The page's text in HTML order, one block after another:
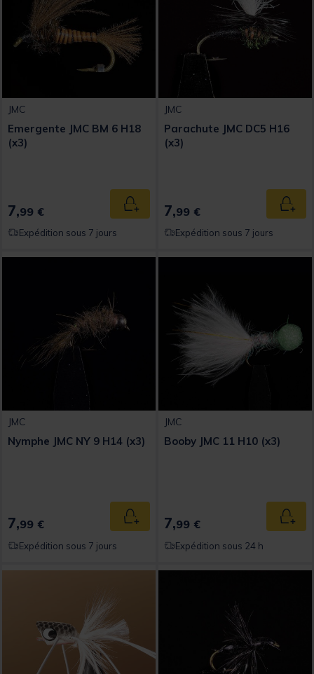
JMC
Emergente JMC BM 6 H18
(x3)
7,99 € Ajouter au panier
Expédition sous 7 jours
JMC
Parachute JMC DC5 H16
(x3)
7,99 €
Expédition sous 7 jours
JMC
Nymphe JMC NY 9 H14 (x3)
7,99 € Ajouter au panier
Expédition sous 7 jours
JMC
Booby JMC 11 H10 (x3)
7,99 €
Expédition sous 24 h